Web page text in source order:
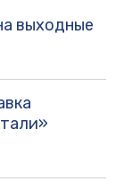
выходные